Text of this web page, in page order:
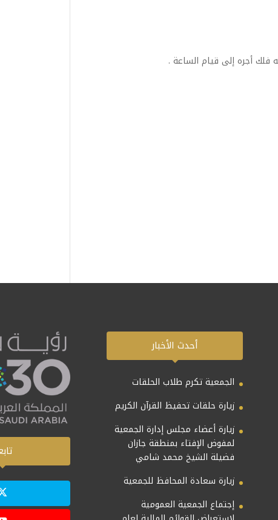
أحدث الأخبار
الجمعية تكرم طلاب الحلقات
زيارة حلقات تحفيظ القرآن الكريم
زيارة أعضاء مجلس إدارة الجمعية
لمفوض الإفتاء بمنطقة جازان
فضيلة الشيخ محمد شامي
زيارة سعادة المحافظ للجمعية
إجتماع الجمعية العمومية